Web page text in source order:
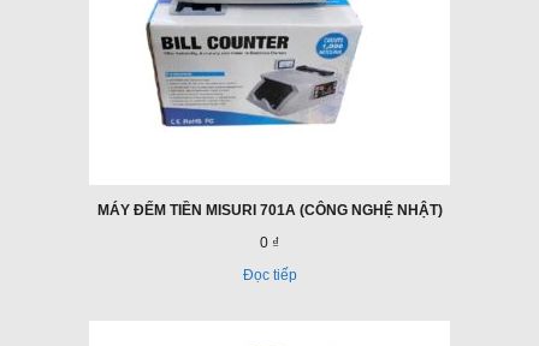
MÁY ĐẾM TIỀN MISURI 701A (CÔNG NGHỆ NHẬT)
0 ₫
Đọc tiếp